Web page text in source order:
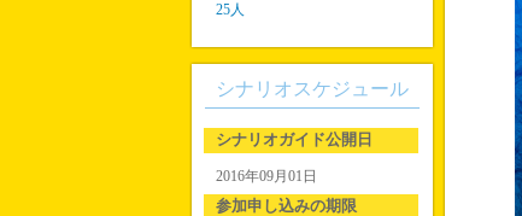
25人
シナリオスケジュール
シナリオガイド公開日
2016年09月01日
参加申し込みの期限